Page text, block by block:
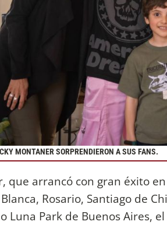
MONTANER SORPRENDIERON A SUS FANS.
que arrancó con gran éxito
Rosario, Santiago de
Luna Park de Buenos Aires,